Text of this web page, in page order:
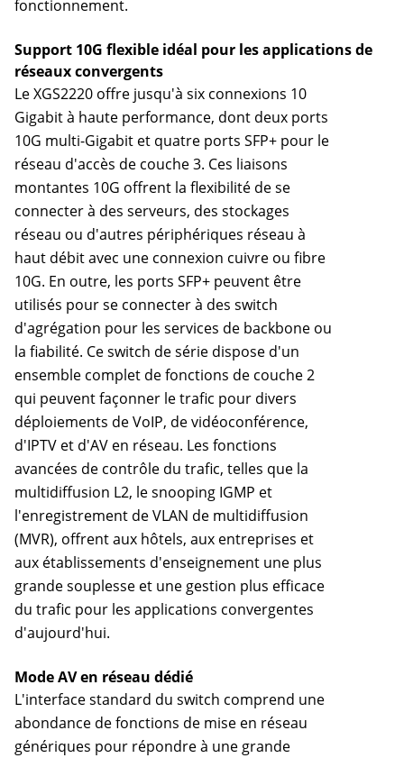
fonctionnement.
Support 10G flexible idéal pour les applications de
réseaux convergents
Le XGS2220 offre jusqu'à six connexions 10
Gigabit à haute performance, dont deux ports
10G multi-Gigabit et quatre ports SFP+ pour le
réseau d'accès de couche 3. Ces liaisons
montantes 10G offrent la flexibilité de se
connecter à des serveurs, des stockages
réseau ou d'autres périphériques réseau à
haut débit avec une connexion cuivre ou fibre
10G. En outre, les ports SFP+ peuvent être
utilisés pour se connecter à des switch
d'agrégation pour les services de backbone ou
la fiabilité. Ce switch de série dispose d'un
ensemble complet de fonctions de couche 2
qui peuvent façonner le trafic pour divers
déploiements de VoIP, de vidéoconférence,
d'IPTV et d'AV en réseau. Les fonctions
avancées de contrôle du trafic, telles que la
multidiffusion L2, le snooping IGMP et
l'enregistrement de VLAN de multidiffusion
(MVR), offrent aux hôtels, aux entreprises et
aux établissements d'enseignement une plus
grande souplesse et une gestion plus efficace
du trafic pour les applications convergentes
d'aujourd'hui.
Mode AV en réseau dédié
L'interface standard du switch comprend une
abondance de fonctions de mise en réseau
génériques pour répondre à une grande